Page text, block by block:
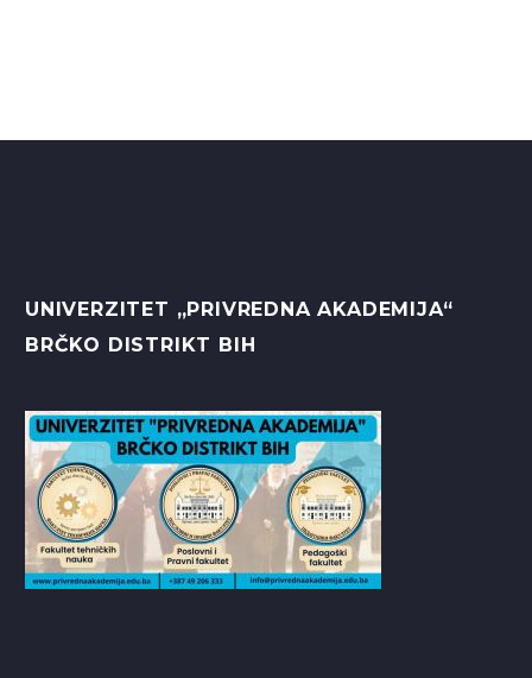
UNIVERZITET „PRIVREDNA AKADEMIJA“
BRČKO DISTRIKT BIH